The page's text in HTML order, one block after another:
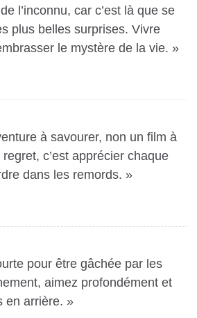
l’inconnu, car c’est là que se
plus belles surprises. Vivre
le mystère de la vie. »
à savourer, non un film à
regret, c’est apprécier chaque
dans les remords. »
pour être gâchée par les
aimez profondément et
en arrière. »